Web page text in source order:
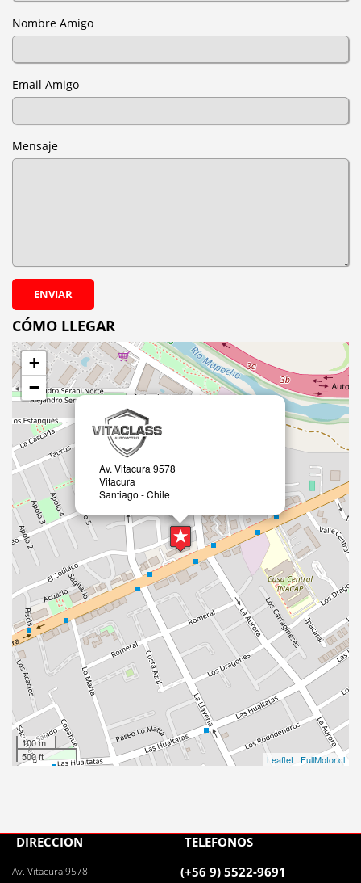
Nombre Amigo
Email Amigo
Mensaje
ENVIAR
CÓMO LLEGAR
Av. Vitacura 9578
Vitacura
Santiago - Chile
+
−
100 m
500 ft
Leaflet | FullMotor.cl
DIRECCIÓN
Av. Vitacura 9578
TELÉFONOS
(+56 9) 5522-9691